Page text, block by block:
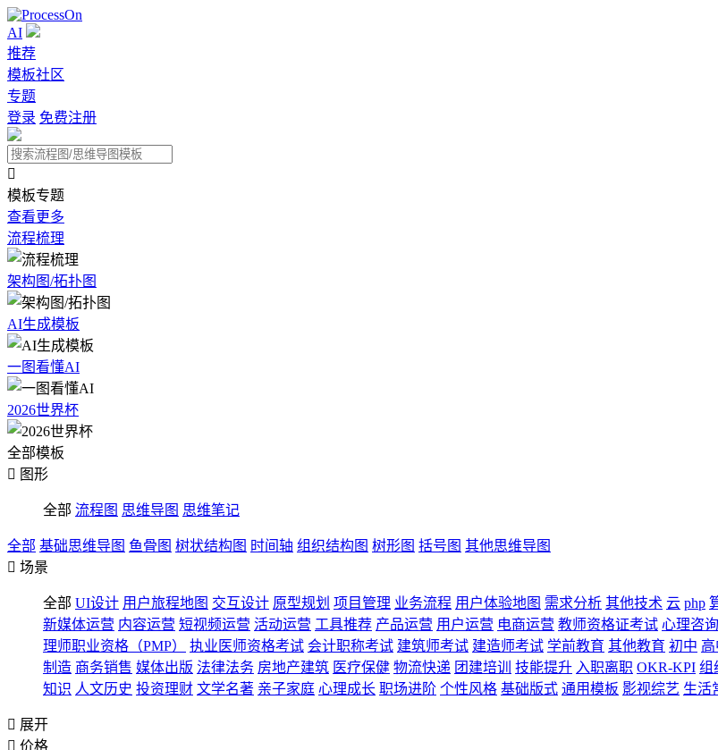
AI
推荐
模板社区
专题
登录 免费注册

模板专题
查看更多
流程梳理
架构图/拓扑图
AI生成模板
一图看懂AI
2026世界杯
全部模板
 图形
全部 流程图 思维导图 思维笔记
全部 基础思维导图 鱼骨图 树状结构图 时间轴 组织结构图 树形图 括号图 其他思维导图
 场景
全部 UI设计 用户旅程地图 交互设计 原型规划 项目管理 业务流程 用户体验地图 需求分析 其他技术 云 php
新媒体运营 内容运营 短视频运营 活动运营 工具推荐 产品运营 用户运营 电商运营 教师资格证考试 心理咨
理师职业资格（PMP）
执业医师资格考试 会计职称考试 建筑师考试 建造师考试 学前教育 其他教育 初中 高
制造 商务销售 媒体出版 法律法务 房地产建筑 医疗保健 物流快递 团建培训 技能提升 入职离职 OKR-KPI 组
知识 人文历史 投资理财 文学名著 亲子家庭 心理成长 职场进阶 个性风格 基础版式 通用模板 影视综艺 生活
 展开
 价格